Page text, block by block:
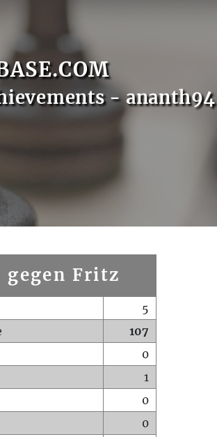
- ananth94
gegen Fritz
5
107
0
1
0
0